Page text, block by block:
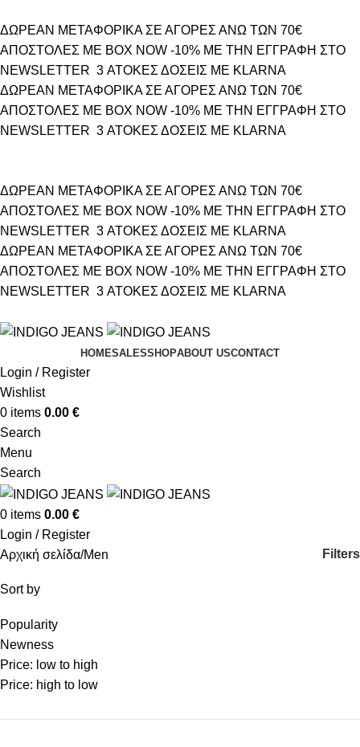
ΔΩΡΕΑΝ ΜΕΤΑΦΟΡΙΚΑ ΣΕ ΑΓΟΡΕΣ ΑΝΩ ΤΩΝ 70€
ΑΠΟΣΤΟΛΕΣ ΜΕ BOX NOW -10% ΜΕ ΤΗΝ ΕΓΓΡΑΦΗ ΣΤΟ
NEWSLETTER 3 ΑΤΟΚΕΣ ΔΟΣΕΙΣ ΜΕ KLARNA
ΔΩΡΕΑΝ ΜΕΤΑΦΟΡΙΚΑ ΣΕ ΑΓΟΡΕΣ ΑΝΩ ΤΩΝ 70€
ΑΠΟΣΤΟΛΕΣ ΜΕ BOX NOW -10% ΜΕ ΤΗΝ ΕΓΓΡΑΦΗ ΣΤΟ
NEWSLETTER 3 ΑΤΟΚΕΣ ΔΟΣΕΙΣ ΜΕ KLARNA
ΔΩΡΕΑΝ ΜΕΤΑΦΟΡΙΚΑ ΣΕ ΑΓΟΡΕΣ ΑΝΩ ΤΩΝ 70€
ΑΠΟΣΤΟΛΕΣ ΜΕ BOX NOW -10% ΜΕ ΤΗΝ ΕΓΓΡΑΦΗ ΣΤΟ
NEWSLETTER 3 ΑΤΟΚΕΣ ΔΟΣΕΙΣ ΜΕ KLARNA
ΔΩΡΕΑΝ ΜΕΤΑΦΟΡΙΚΑ ΣΕ ΑΓΟΡΕΣ ΑΝΩ ΤΩΝ 70€
ΑΠΟΣΤΟΛΕΣ ΜΕ BOX NOW -10% ΜΕ ΤΗΝ ΕΓΓΡΑΦΗ ΣΤΟ
NEWSLETTER 3 ΑΤΟΚΕΣ ΔΟΣΕΙΣ ΜΕ KLARNA
HOMESALESSHOPABOUT USCONTACT
Login / Register
Wishlist
0 items 0.00 €
Search
Menu
Search
0 items 0.00 €
Login / Register
Αρχική σελίδα Men Filters
Sort by
Popularity
Newness
Price: low to high
Price: high to low